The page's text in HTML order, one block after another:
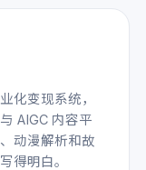
化变现系统，
AIGC 内容平
动漫解析和故
得明白。